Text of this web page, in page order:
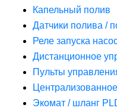
Капельный полив
Датчики полива /
Реле запуска
Дистанционное
Пульты
Экомат / шланг